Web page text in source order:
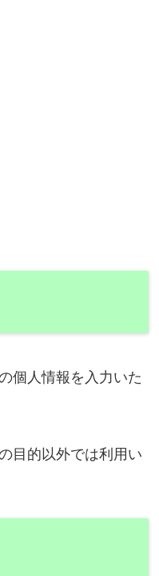
個人情報を入力いた
目的以外では利用い